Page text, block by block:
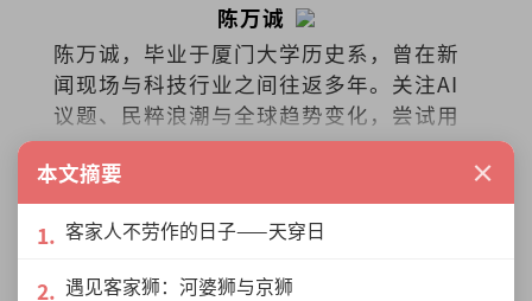
陈万诚
陈万诚，毕业于厦门大学历史系，曾在新
闻现场与科技行业之间往返多年。关注AI
议题、民粹浪潮与全球趋势变化，尝试用
历史的眼睛理解科技时代的人。著有
《AI，不再犹豫！》。
展开更多
本文摘要 ×
客家人不劳作的日子——天穿日
遇见客家狮：河婆狮与京狮